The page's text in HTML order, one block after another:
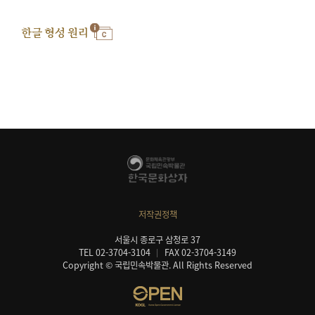
한글 형성 원리
저작권정책
서울시 종로구 삼청로 37
TEL 02-3704-3104
FAX 02-3704-3149
Copyright © 국립민속박물관. All Rights Reserved